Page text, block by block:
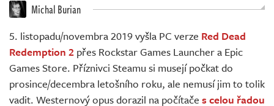
Živě Michal Burian
5. listopadu/novembra 2019 vyšla PC verze Red Dead
Redemption 2 přes Rockstar Games Launcher a Epic
Games Store. Příznivci Steamu si musejí počkat do
prosince/decembra letošního roku, ale nemusí jim to tolik
vadit. Westernový opus dorazil na počítače s celou řadou